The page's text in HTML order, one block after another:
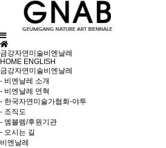
금강자연미술비엔날레
HOME ENGLISH
금강자연미술비엔날레
- 비엔날레 소개
- 비엔날레 연혁
- 한국자연미술가협회-야투
- 조직도
- 엠블렘/후원기관
- 오시는 길
비엔날레